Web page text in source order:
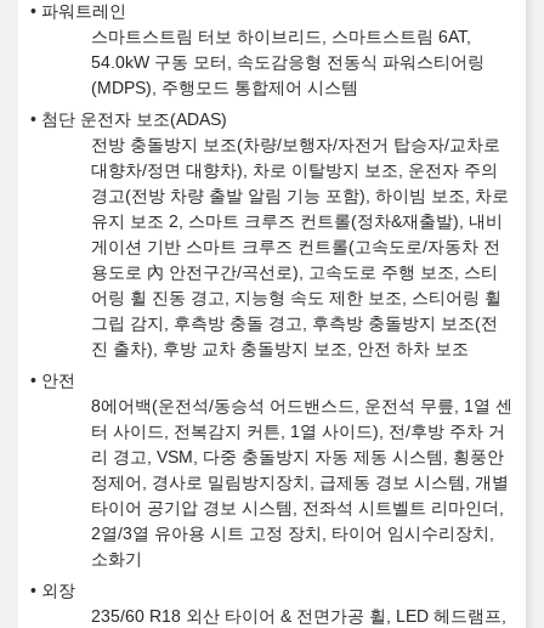
파워트레인
스마트스트림 터보 하이브리드, 스마트스트림 6AT,
54.0kW 구동 모터, 속도감응형 전동식 파워스티어링
(MDPS), 주행모드 통합제어 시스템
첨단 운전자 보조(ADAS)
전방 충돌방지 보조(차량/보행자/자전거 탑승자/교차로
대향차/정면 대향차), 차로 이탈방지 보조, 운전자 주의
경고(전방 차량 출발 알림 기능 포함), 하이빔 보조, 차로
유지 보조 2, 스마트 크루즈 컨트롤(정차&재출발), 내비
게이션 기반 스마트 크루즈 컨트롤(고속도로/자동차 전
용도로 內 안전구간/곡선로), 고속도로 주행 보조, 스티
어링 휠 진동 경고, 지능형 속도 제한 보조, 스티어링 휠
그립 감지, 후측방 충돌 경고, 후측방 충돌방지 보조(전
진 출차), 후방 교차 충돌방지 보조, 안전 하차 보조
안전
8에어백(운전석/동승석 어드밴스드, 운전석 무릎, 1열 센
터 사이드, 전복감지 커튼, 1열 사이드), 전/후방 주차 거
리 경고, VSM, 다중 충돌방지 자동 제동 시스템, 횡풍안
정제어, 경사로 밀림방지장치, 급제동 경보 시스템, 개별
타이어 공기압 경보 시스템, 전좌석 시트벨트 리마인더,
2열/3열 유아용 시트 고정 장치, 타이어 임시수리장치,
소화기
외장
235/60 R18 외산 타이어 & 전면가공 휠, LED 헤드램프,